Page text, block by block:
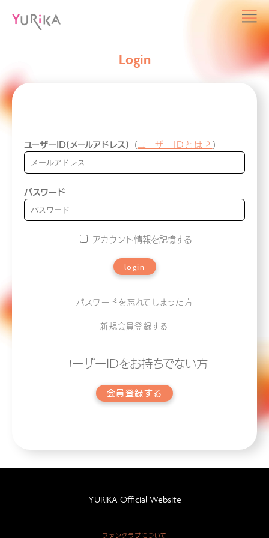
Login
ユーザーID(メールアドレス) （ ユーザーIDとは？ ）
パスワード
アカウント情報を記憶する
login
パスワードを忘れてしまった方
新規会員登録する
ユーザーIDをお持ちでない方
会員登録する
YURiKA Official Website
ファンクラブについて